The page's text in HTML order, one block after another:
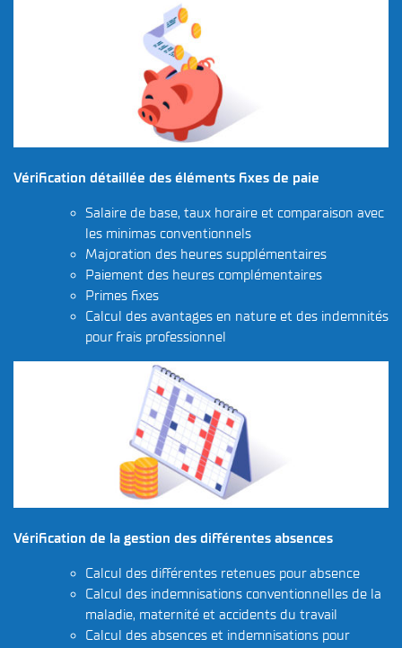
Vérification détaillée des éléments fixes de paie
Salaire de base, taux horaire et comparaison avec
les minimas conventionnels
Majoration des heures supplémentaires
Paiement des heures complémentaires
Primes fixes
Calcul des avantages en nature et des indemnités
pour frais professionnel
Vérification de la gestion des différentes absences
Calcul des différentes retenues pour absence
Calcul des indemnisations conventionnelles de la
maladie, maternité et accidents du travail
Calcul des absences et indemnisations pour